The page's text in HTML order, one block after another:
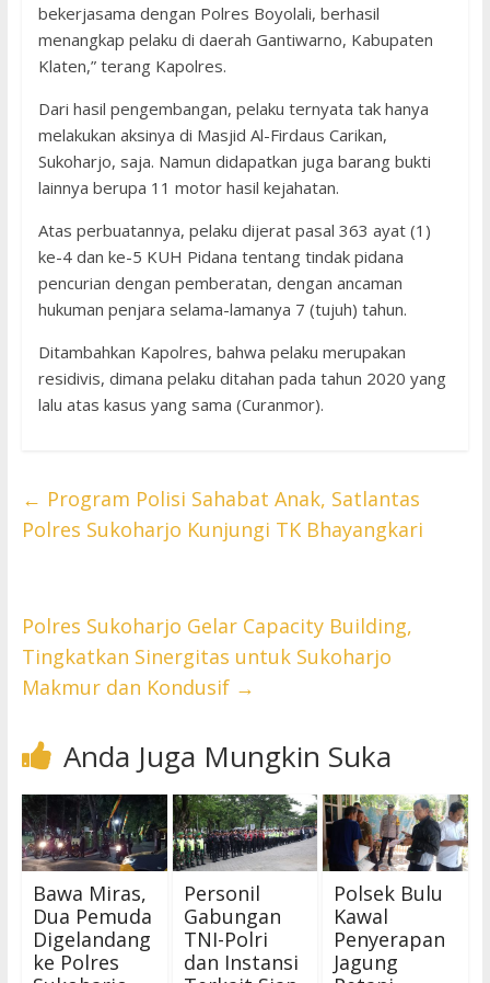
bekerjasama dengan Polres Boyolali, berhasil
menangkap pelaku di daerah Gantiwarno, Kabupaten
Klaten,” terang Kapolres.
Dari hasil pengembangan, pelaku ternyata tak hanya
melakukan aksinya di Masjid Al-Firdaus Carikan,
Sukoharjo, saja. Namun didapatkan juga barang bukti
lainnya berupa 11 motor hasil kejahatan.
Atas perbuatannya, pelaku dijerat pasal 363 ayat (1)
ke-4 dan ke-5 KUH Pidana tentang tindak pidana
pencurian dengan pemberatan, dengan ancaman
hukuman penjara selama-lamanya 7 (tujuh) tahun.
Ditambahkan Kapolres, bahwa pelaku merupakan
residivis, dimana pelaku ditahan pada tahun 2020 yang
lalu atas kasus yang sama (Curanmor).
← Program Polisi Sahabat Anak, Satlantas
Polres Sukoharjo Kunjungi TK Bhayangkari
Polres Sukoharjo Gelar Capacity Building,
Tingkatkan Sinergitas untuk Sukoharjo
Makmur dan Kondusif →
Anda Juga Mungkin Suka
Bawa Miras,
Dua Pemuda
Digelandang
ke Polres
Personil
Gabungan
TNI-Polri
dan Instansi
Polsek Bulu
Kawal
Penyerapan
Jagung